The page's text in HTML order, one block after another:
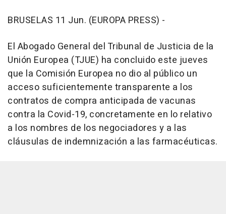
BRUSELAS 11 Jun. (EUROPA PRESS) -
El Abogado General del Tribunal de Justicia de la
Unión Europea (TJUE) ha concluido este jueves
que la Comisión Europea no dio al público un
acceso suficientemente transparente a los
contratos de compra anticipada de vacunas
contra la Covid-19, concretamente en lo relativo
a los nombres de los negociadores y a las
cláusulas de indemnización a las farmacéuticas.